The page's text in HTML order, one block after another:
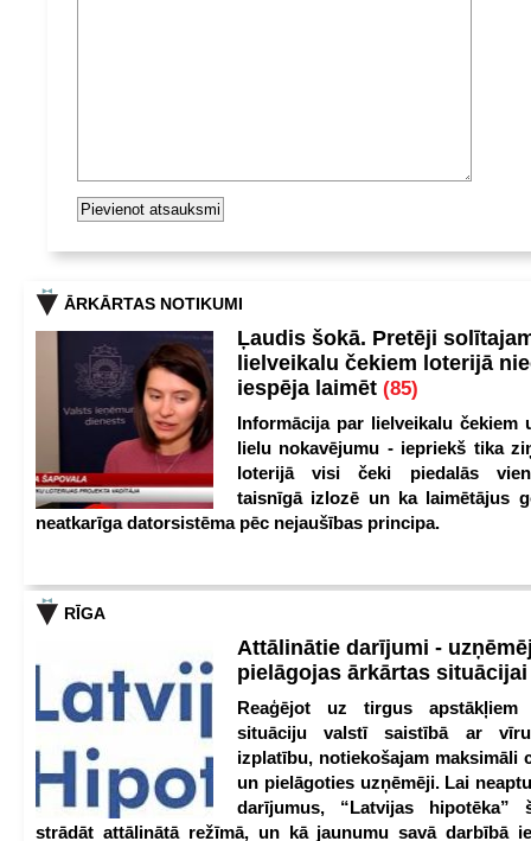
ĀRKĀRTAS NOTIKUMI
Ļaudis šokā. Pretēji
lielveikalu čekiem loterijā
iespēja laimēt (85)
Informācija par lielveikalu čekiem
lielu nokavējumu - iepriekš tika
loterijā visi čeki piedalās
taisnīgā izlozē un ka laimētājus
neatkarīga datorsistēma pēc nejaušības principa.
RĪGA
Attālinātie darījumi -
pielāgojas ārkārtas
Reaģējot uz tirgus apstākļiem
situāciju valstī saistībā ar
izplatību, notiekošajam maksimāli
un pielāgoties uzņēmēji. Lai
darījumus, “Latvijas hipotēka”
strādāt attālinātā režīmā, un kā jaunumu savā darbībā